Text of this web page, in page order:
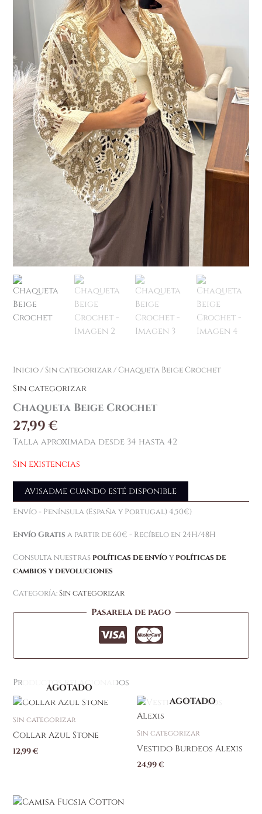
Inicio/Sin categorizar/ Chaqueta Beige Crochet
Sin categorizar
Chaqueta Beige Crochet
27,99€
Talla aproximada desde 34 hasta 42
Sin existencias
Avisadme cuando esté disponible
Envío - Península (España y Portugal) 4,50€)
Envío Gratis a partir de 60€ - Recíbelo en 24H/48H
Consulta nuestras políticas de envíoy políticas de
cambios y devoluciones
Categoría:Sin categorizar
Pasarela de pago
Productos relacionados
AGOTADO
Sin categorizar
Collar Azul Stone
12,99€
AGOTADO
Sin categorizar
Vestido Burdeos Alexis
24,99€